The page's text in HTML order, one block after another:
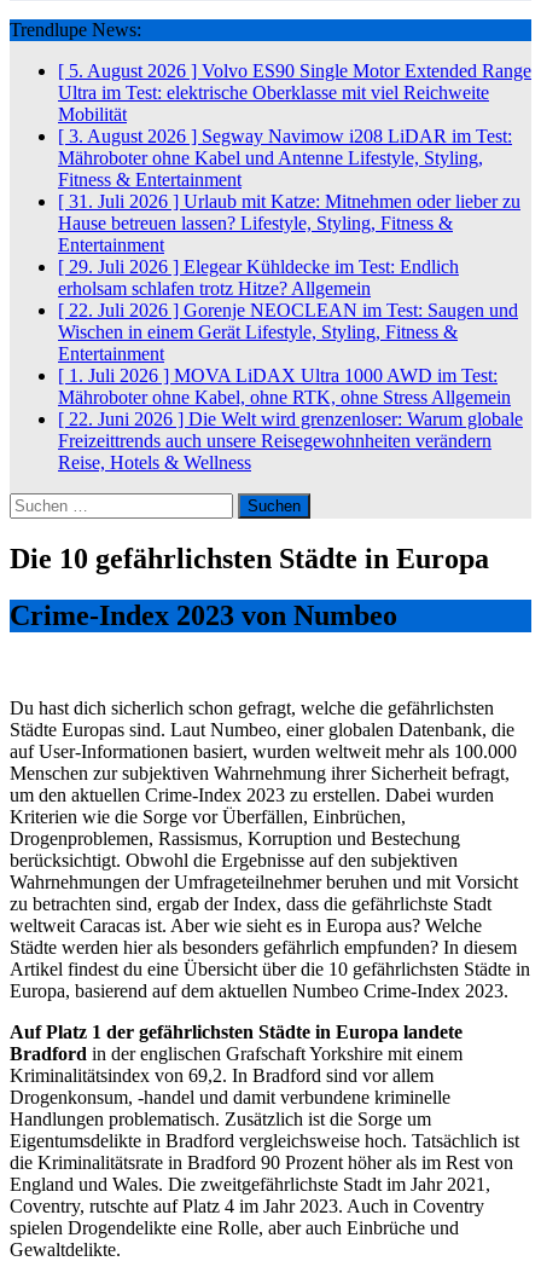
Trendlupe News:
[ 5. August 2026 ] Volvo ES90 Single Motor Extended Range
Ultra im Test: elektrische Oberklasse mit viel Reichweite
Mobilität
[ 3. August 2026 ] Segway Navimow i208 LiDAR im Test:
Mähroboter ohne Kabel und Antenne Lifestyle, Styling,
Fitness & Entertainment
[ 31. Juli 2026 ] Urlaub mit Katze: Mitnehmen oder lieber zu
Hause betreuen lassen? Lifestyle, Styling, Fitness &
Entertainment
[ 29. Juli 2026 ] Elegear Kühldecke im Test: Endlich
erholsam schlafen trotz Hitze? Allgemein
[ 22. Juli 2026 ] Gorenje NEOCLEAN im Test: Saugen und
Wischen in einem Gerät Lifestyle, Styling, Fitness &
Entertainment
[ 1. Juli 2026 ] MOVA LiDAX Ultra 1000 AWD im Test:
Mähroboter ohne Kabel, ohne RTK, ohne Stress Allgemein
[ 22. Juni 2026 ] Die Welt wird grenzenloser: Warum globale
Freizeittrends auch unsere Reisegewohnheiten verändern
Reise, Hotels & Wellness
Suchen
nach:
Die 10 gefährlichsten Städte in Europa
Crime-Index 2023 von Numbeo
Du hast dich sicherlich schon gefragt, welche die gefährlichsten
Städte Europas sind. Laut Numbeo, einer globalen Datenbank, die
auf User-Informationen basiert, wurden weltweit mehr als 100.000
Menschen zur subjektiven Wahrnehmung ihrer Sicherheit befragt,
um den aktuellen Crime-Index 2023 zu erstellen. Dabei wurden
Kriterien wie die Sorge vor Überfällen, Einbrüchen,
Drogenproblemen, Rassismus, Korruption und Bestechung
berücksichtigt. Obwohl die Ergebnisse auf den subjektiven
Wahrnehmungen der Umfrageteilnehmer beruhen und mit Vorsicht
zu betrachten sind, ergab der Index, dass die gefährlichste Stadt
weltweit Caracas ist. Aber wie sieht es in Europa aus? Welche
Städte werden hier als besonders gefährlich empfunden? In diesem
Artikel findest du eine Übersicht über die 10 gefährlichsten Städte in
Europa, basierend auf dem aktuellen Numbeo Crime-Index 2023.
Auf Platz 1 der gefährlichsten Städte in Europa landete
Bradford in der englischen Grafschaft Yorkshire mit einem
Kriminalitätsindex von 69,2. In Bradford sind vor allem
Drogenkonsum, -handel und damit verbundene kriminelle
Handlungen problematisch. Zusätzlich ist die Sorge um
Eigentumsdelikte in Bradford vergleichsweise hoch. Tatsächlich ist
die Kriminalitätsrate in Bradford 90 Prozent höher als im Rest von
England und Wales. Die zweitgefährlichste Stadt im Jahr 2021,
Coventry, rutschte auf Platz 4 im Jahr 2023. Auch in Coventry
spielen Drogendelikte eine Rolle, aber auch Einbrüche und
Gewaltdelikte.